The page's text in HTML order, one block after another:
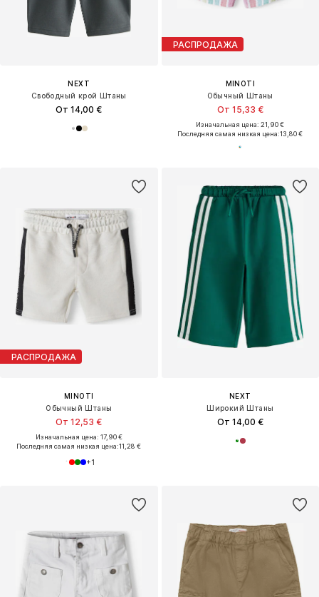
NEXT
Свободный крой Штаны
От 14,00 €
РАСПРОДАЖА
MINOTI
Обычный Штаны
От 15,33 €
Изначальная цена: 21,90 €
Последняя самая низкая цена:13,80 €
РАСПРОДАЖА
MINOTI
Обычный Штаны
От 12,53 €
Изначальная цена: 17,90 €
Последняя самая низкая цена:11,28 €
+1
NEXT
Широкий Штаны
От 14,00 €